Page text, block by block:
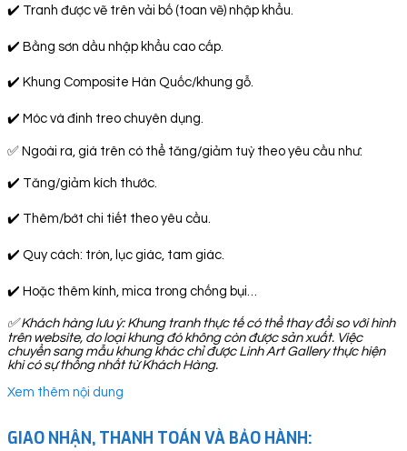
✔️ Tranh được vẽ trên vải bố (toan vẽ) nhập khẩu.
✔️ Bằng sơn dầu nhập khẩu cao cấp.
✔️ Khung Composite Hàn Quốc/khung gỗ.
✔️ Móc và đinh treo chuyên dụng.
✅ Ngoài ra, giá trên có thể tăng/giảm tuỳ theo yêu cầu như:
✔️ Tăng/giảm kích thước.
✔️ Thêm/bớt chi tiết theo yêu cầu.
✔️ Quy cách: tròn, lục giác, tam giác.
✔️ Hoặc thêm kính, mica trong chống bụi…
✅Khách hàng lưu ý: Khung tranh thực tế có thể thay đổi so với hình
trên website, do loại khung đó không còn được sản xuất. Việc
chuyển sang mẫu khung khác chỉ được Linh Art Gallery thực hiện
khi có sự thống nhất từ Khách Hàng.
Xem thêm nội dung
GIAO NHẬN, THANH TOÁN VÀ BẢO HÀNH: